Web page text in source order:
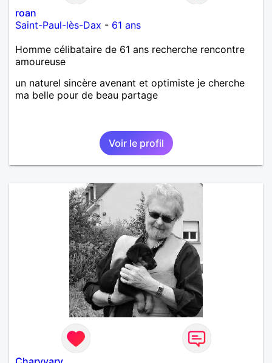
roan
Saint-Paul-lès-Dax - 61 ans
Homme célibataire de 61 ans recherche rencontre
amoureuse
un naturel sincère avenant et optimiste je cherche
ma belle pour de beau partage
Voir le profil